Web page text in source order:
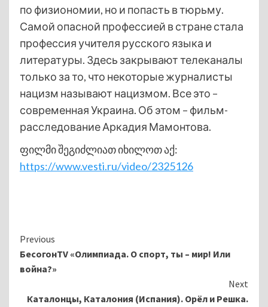
по физиономии, но и попасть в тюрьму.
Самой опасной профессией в стране стала
профессия учителя русского языка и
литературы. Здесь закрывают телеканалы
только за то, что некоторые журналисты
нацизм называют нацизмом. Все это –
современная Украина. Об этом – фильм-
расследование Аркадия Мамонтова.
ფილმი შეგიძლიათ იხილოთ აქ:
https://www.vesti.ru/video/2325126
Continue
Reading
Previous
БесогонTV «Олимпиада. О спорт, ты – мир! Или
война?»
Next
Каталонцы, Каталония (Испания). Орёл и Решка.